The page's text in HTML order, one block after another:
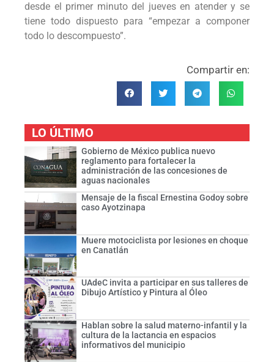
desde el primer minuto del jueves en atender y se
tiene todo dispuesto para “empezar a componer
todo lo descompuesto”.
Compartir en:
LO ÚLTIMO
Gobierno de México publica nuevo
reglamento para fortalecer la
administración de las concesiones de
aguas nacionales
Mensaje de la fiscal Ernestina Godoy sobre
caso Ayotzinapa
Muere motociclista por lesiones en choque
en Canatlán
UAdeC invita a participar en sus talleres de
Dibujo Artístico y Pintura al Óleo
Hablan sobre la salud materno-infantil y la
cultura de la lactancia en espacios
informativos del municipio